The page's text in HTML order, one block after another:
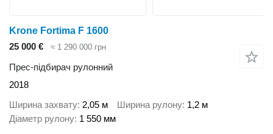
Krone Fortima F 1600
25 000 €
≈ 1 290 000 грн
Прес-підбирач рулонний
2018
Ширина захвату 2,05 м Ширина рулону 1,2 м
Діаметр рулону 1 550 мм